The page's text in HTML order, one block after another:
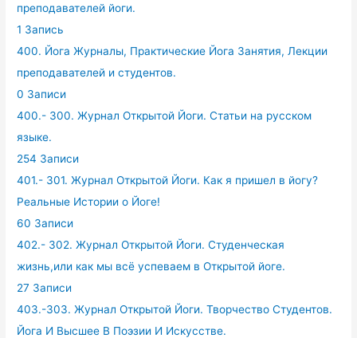
преподавателей йоги.
1 Запись
400. Йога Журналы, Практические Йога Занятия, Лекции
преподавателей и студентов.
0 Записи
400.- 300. Журнал Открытой Йоги. Статьи на русском
языке.
254 Записи
401.- 301. Журнал Открытой Йоги. Как я пришел в йогу?
Реальные Истории о Йоге!
60 Записи
402.- 302. Журнал Открытой Йоги. Студенческая
жизнь,или как мы всё успеваем в Открытой йоге.
27 Записи
403.-303. Журнал Открытой Йоги. Творчество Студентов.
Йога И Высшее В Поэзии И Искусстве.